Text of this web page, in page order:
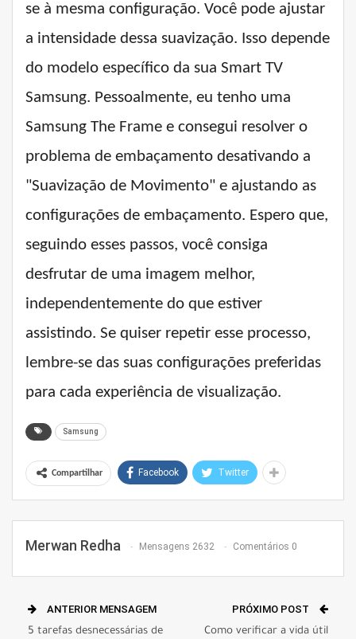
se à mesma configuração. Você pode ajustar
a intensidade dessa suavização. Isso depende
do modelo específico da sua Smart TV
Samsung. Pessoalmente, eu tenho uma
Samsung The Frame e consegui resolver o
problema de embaçamento desativando a
"Suavização de Movimento" e ajustando as
configurações de embaçamento. Espero que,
seguindo esses passos, você consiga
desfrutar de uma imagem melhor,
independentemente do que estiver
assistindo. Se quiser repetir esse processo,
lembre-se das suas configurações preferidas
para cada experiência de visualização.
Samsung
Compartilhar Facebook Twitter
Merwan Redha Mensagens 2632 Comentários 0
ANTERIOR MENSAGEM
5 tarefas desnecessárias de
PRÓXIMO POST
Como verificar a vida útil